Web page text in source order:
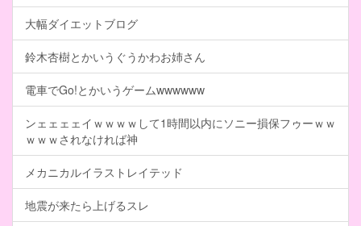
大幅ダイエットブログ
鈴木杏樹とかいうぐうかわお姉さん
電車でGo!とかいうゲームwwwwww
ンェェェェイｗｗｗｗして1時間以内にソニー損保フゥーｗｗ
ｗｗｗされなければ神
メカニカルイラストレイテッド
地震が来たら上げるスレ